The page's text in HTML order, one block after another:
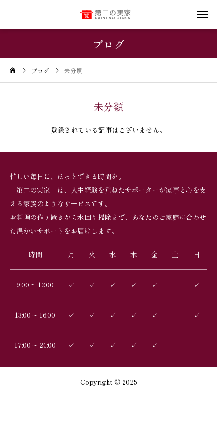
ブログ
ブログ 未分類
未分類
登録されている記事はございません。
忙しい毎日に、ほっとできる時間を。
「第二の実家」は、人生経験を重ねたサポーターが家事と心を支
える家族のようなサービスです。
お料理の作り置きから水回り掃除まで、あなたのご家庭に合わせ
た温かいサポートをお届けします。
時間 月 火 水 木 金 土 日
9:00 ~ 12:00 ✓ ✓ ✓ ✓ ✓ ✓
13:00 ~ 16:00 ✓ ✓ ✓ ✓ ✓ ✓
17:00 ~ 20:00 ✓ ✓ ✓ ✓ ✓
Copyright © 2025